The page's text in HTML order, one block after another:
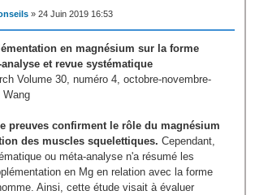
» 24 Juin 2019 16:53
en magnésium sur la forme
et revue systématique
Volume 30, numéro 4, octobre-novembre-
Wang
preuves confirment le rôle du magnésium
des muscles squelettiques. Cependant,
ou méta-analyse n'a résumé les
en Mg en relation avec la forme
Ainsi, cette étude visait à évaluer